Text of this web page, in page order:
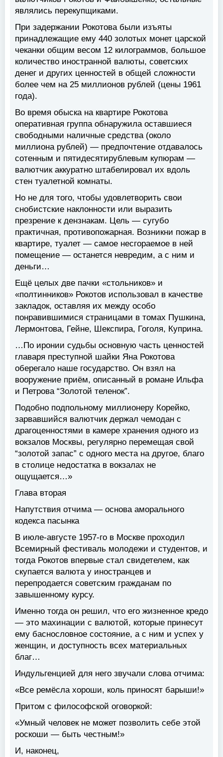
являлись перекупщиками.
При задержании Рокотова были изъяты
принадлежащие ему 440 золотых монет царской
чеканки общим весом 12 килограммов, большое
количество иностранной валюты, советских
денег и других ценностей в общей сложности
более чем на 25 миллионов рублей (цены 1961
года).
Во время обыска на квартире Рокотова
оперативная группа обнаружила оставшиеся
свободными наличные средства (около
миллиона рублей) — предпочтение отдавалось
сотенным и пятидесятирублевым купюрам —
валютчик аккуратно штабелировал их вдоль
стен туалетной комнаты.
Но не для того, чтобы удовлетворить свои
снобистские наклонности или выразить
презрение к дензнакам. Цель — сугубо
практичная, противопожарная. Возникни пожар в
квартире, туалет — самое несгораемое в ней
помещение — останется невредим, а с ним и
деньги…
Ещё целых две пачки «стольников» и
«полтинников» Рокотов использовал в качестве
закладок, оставляя их между особо
понравившимися страницами в томах Пушкина,
Лермонтова, Гейне, Шекспира, Гоголя, Куприна.
…По иронии судьбы основную часть ценностей
главаря преступной шайки Яна Рокотова
оберегало наше государство. Он взял на
вооружение приём, описанный в романе Ильфа
и Петрова “Золотой теленок”.
Подобно подпольному миллионеру Корейко,
зарвавшийся валютчик держал чемодан с
драгоценностями в камере хранения одного из
вокзалов Москвы, регулярно перемещая свой
“золотой запас” с одного места на другое, благо
в столице недостатка в вокзалах не
ощущается…»
Глава вторая
Напутствия отчима — основа аморального
кодекса пасынка
В июле-августе 1957-го в Москве проходил
Всемирный фестиваль молодежи и студентов, и
тогда Рокотов впервые стал свидетелем, как
скупается валюта у иностранцев и
перепродается советским гражданам по
завышенному курсу.
Именно тогда он решил, что его жизненное кредо
— это махинации с валютой, которые принесут
ему баснословное состояние, а с ним и успех у
женщин, и доступность всех материальных
благ…
Индульгенцией для него звучали слова отчима:
«Все ремёсла хороши, коль приносят барыши!»
Притом с философской оговоркой:
«Умный человек не может позволить себе этой
роскоши — быть честным!»
И, наконец,